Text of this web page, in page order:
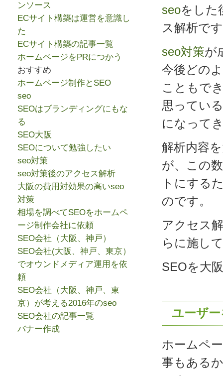
seoをした
ス解析で
seo対策が
今後どの
こともで
思ってい
になって
解析内容
が、この
トにする
のです。
アクセス
らに施し
SEOを大
ユーザ
ホームペ
事もある
ンソース
ECサイト構築は運営を意識し
た
ECサイト構築の記事一覧
ホームページをPRにつかう
おすすめ
ホームページ制作とSEO
seo
SEOはブランディングにもな
る
SEO大阪
SEOについて勉強したい
seo対策
seo対策後のアクセス解析
大阪の費用対効果の高いseo
対策
相場を調べてSEOをホームペ
ージ制作会社に依頼
SEO会社（大阪、神戸）
SEO会社(大阪、神戸、東京）
でオウンドメディア運用を依
頼
SEO会社（大阪、神戸、東
京）が考える2016年のseo
SEO会社の記事一覧
バナー作成